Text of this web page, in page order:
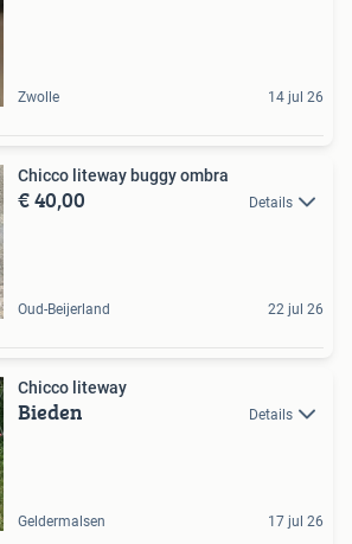
Zwolle 14 jul 26
Chicco liteway buggy ombra
€ 40,00 Details
Oud-Beijerland 22 jul 26
Chicco liteway
Bieden Details
Geldermalsen 17 jul 26